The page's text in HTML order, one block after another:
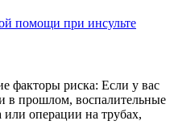
помощи при инсульте
факторы риска: Если у вас
в прошлом, воспалительные
или операции на трубах,